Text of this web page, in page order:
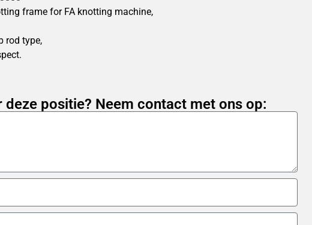
frame for FA knotting machine,
rod type,
deze positie? Neem contact met ons op: